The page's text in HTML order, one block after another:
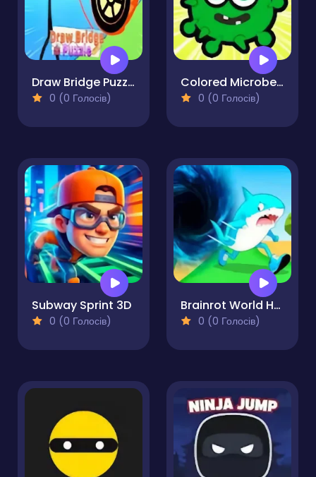
Draw Bridge Puzzle
0 (0 Голосів)
Colored Microbes Rows
0 (0 Голосів)
Subway Sprint 3D
0 (0 Голосів)
Brainrot World Hole.io
0 (0 Голосів)